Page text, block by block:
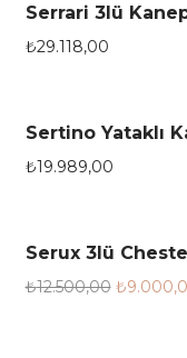
Serrari 3lü
₺29.118,00
Sertino Yataklı
₺19.989,00
Serux 3lü
₺12.500,00 ₺